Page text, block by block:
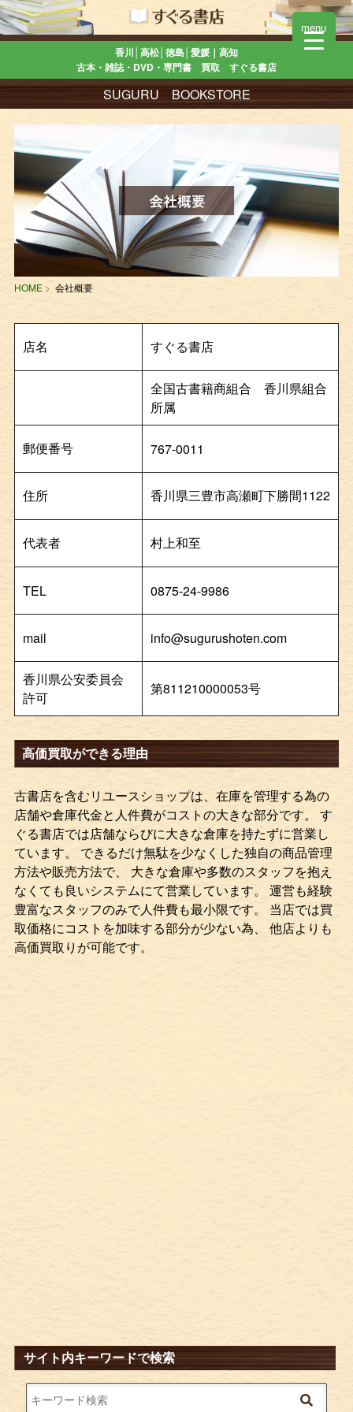
香川│高松│徳島│愛媛｜高知
古本・雑誌・DVD・専門書 買取 すぐる書店
SUGURU BOOKSTORE
HOME 会社概要
店名 すぐる書店
全国古書籍商組合 香川県組合
所属
郵便番号 767-0011
住所 香川県三豊市高瀬町下勝間1122
代表者 村上和至
TEL 0875-24-9986
mail info@sugurushoten.com
香川県公安委員会
許可
第811210000053号
高価買取ができる理由
古書店を含むリユースショップは、在庫を管理する為の
店舗や倉庫代金と人件費がコストの大きな部分です。 す
ぐる書店では店舗ならびに大きな倉庫を持たずに営業し
ています。 できるだけ無駄を少なくした独自の商品管理
方法や販売方法で、 大きな倉庫や多数のスタッフを抱え
なくても良いシステムにて営業しています。 運営も経験
豊富なスタッフのみで人件費も最小限です。 当店では買
取価格にコストを加味する部分が少ない為、 他店よりも
高価買取りが可能です。
サイト内キーワードで検索
menu